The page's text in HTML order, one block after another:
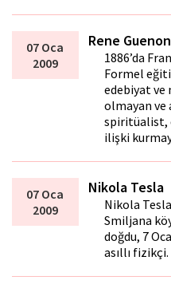
07 Oca
2009
Rene
1886’da
Formel
edebiyat
olmayan ve
spiritüalist,
ilişki
07 Oca
2009
Nikola Tesla
Nikola
Smiljana
doğdu, 7
asıllı fizikçi.